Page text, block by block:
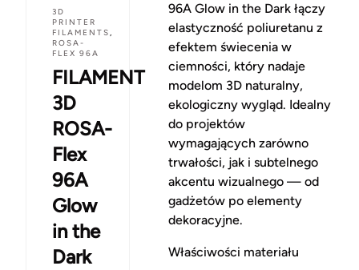
3D
PRINTER
FILAMENTS,
ROSA-
FLEX 96A
FILAMENT
3D
ROSA-
Flex
96A
Glow
in the
Dark
96A Glow in the Dark łączy
elastyczność poliuretanu z
efektem świecenia w
ciemności, który nadaje
modelom 3D naturalny,
ekologiczny wygląd. Idealny
do projektów
wymagających zarówno
trwałości, jak i subtelnego
akcentu wizualnego — od
gadżetów po elementy
dekoracyjne.
Właściwości materiału